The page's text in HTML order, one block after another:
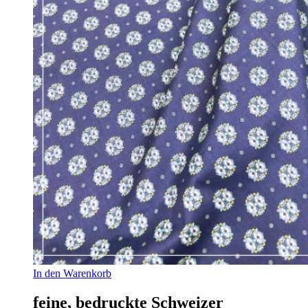
In den Warenkorb
feine, bedruckte Schweizer